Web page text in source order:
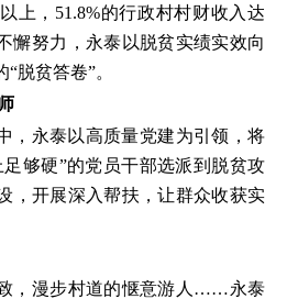
上，51.8%的行政村村财收入达
努力，永泰以脱贫实绩实效向
脱贫答卷”。
，永泰以高质量党建为引领，将
够硬”的党员干部选派到脱贫攻
，开展深入帮扶，让群众收获实
，漫步村道的惬意游人……永泰